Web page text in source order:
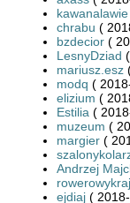
kawanalawie
chrabu (
bzdecior (
LesnyDziad
mariusz.esz
modq (
elizium (
Estilia (
muzeum (
margier (
Andrzej
rowerowykraj
ejdiaj (